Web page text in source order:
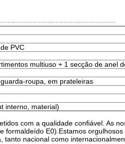
PVC
multiuso + 1 secção de anel
roupa, em prateleiras
interno, material)
com a qualidade confiável. As
formaldeído E0).Estamos
tanto nacional como